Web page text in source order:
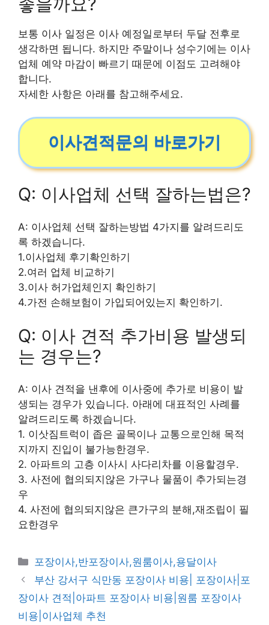
보통 이사 일정은 이사 예정일로부터 두달 전후로
생각하면 됩니다. 하지만 주말이나 성수기에는 이사
업체 예약 마감이 빠르기 때문에 이점도 고려해야
합니다.
자세한 사항은 아래를 참고해주세요.
이사견적문의 바로가기
Q: 이사업체 선택 잘하는법은?
A: 이사업체 선택 잘하는방법 4가지를 알려드리도
록 하겠습니다.
1.이사업체 후기확인하기
2.여러 업체 비교하기
3.이사 허가업체인지 확인하기
4.가전 손해보험이 가입되어있는지 확인하기.
Q: 이사 견적 추가비용 발생되
는 경우는?
A: 이사 견적을 낸후에 이사중에 추가로 비용이 발
생되는 경우가 있습니다. 아래에 대표적인 사례를
알려드리도록 하겠습니다.
1. 이삿짐트럭이 좁은 골목이나 교통으로인해 목적
지까지 진입이 불가능한경우.
2. 아파트의 고층 이사시 사다리차를 이용할경우.
3. 사전에 협의되지않은 가구나 물품이 추가되는경
우
4. 사전에 협의되지않은 큰가구의 분해,재조립이 필
요한경우
카
테
리
포장이사,반포장이사,원룸이사,용달이사
부산 강서구 식만동 포장이사 비용| 포장이사|포
장이사 견적|아파트 포장이사 비용|원룸 포장이사
비용|이사업체 추천